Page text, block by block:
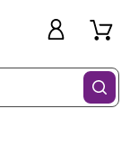
Filtres